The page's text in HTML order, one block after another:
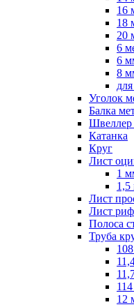
16
18
20
6
6
8
Уголок
Балка
Швеллер
Катанка
Круг
Лист
1
Лист
Лист
Полоса
Труба
12